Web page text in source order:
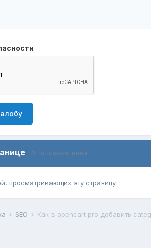
0 пользователей
просматривающих эту страницу
SEO Как в opencart pro добавить